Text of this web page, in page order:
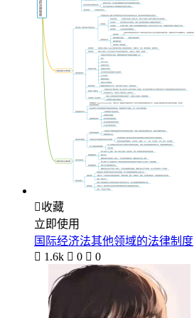
收藏
立即使用
国际经济法其他领域的法律制度
 1.6k  0  0